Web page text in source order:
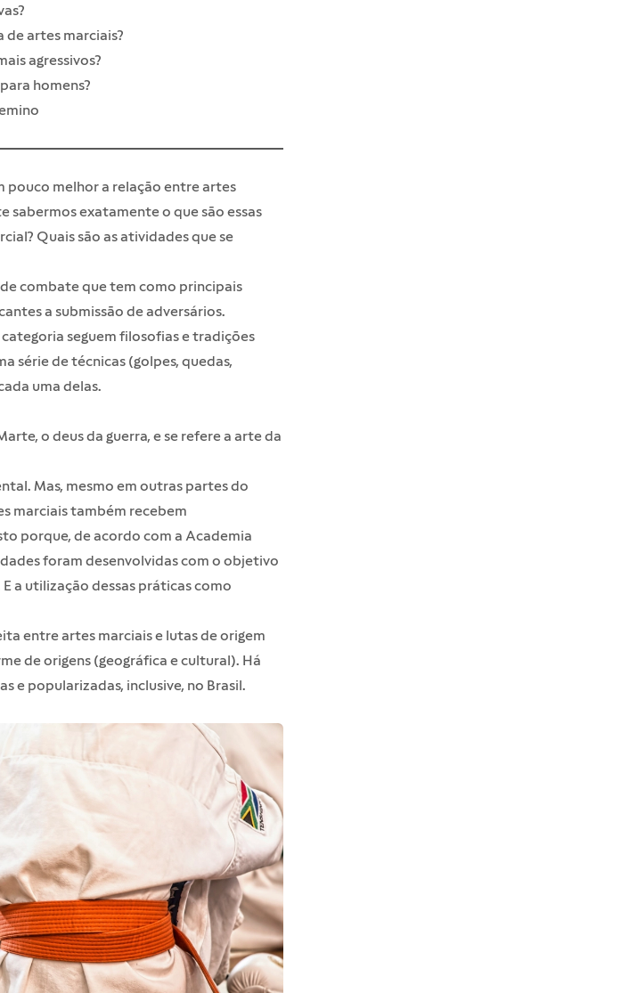
artes marciais?
agressivos?
homens?
pouco melhor a relação entre artes
sabermos exatamente o que são essas
Quais são as atividades que se
combate que tem como principais
a submissão de adversários.
seguem filosofias e tradições
série de técnicas (golpes, quedas,
uma delas.
o deus da guerra, e se refere a arte da
Mas, mesmo em outras partes do
marciais também recebem
porque, de acordo com aAcademia
foram desenvolvidas com o objetivo
a utilização dessas práticas como
entre artes marciais e lutas de origem
de origens (geográfica e cultural). Há
e popularizadas, inclusive, no Brasil.